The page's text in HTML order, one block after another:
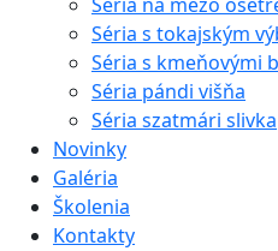
Séria s tokajským
Séria s kmeňovými
Séria pándi višňa
Séria szatmári slivka
Novinky
Galéria
Školenia
Kontakty